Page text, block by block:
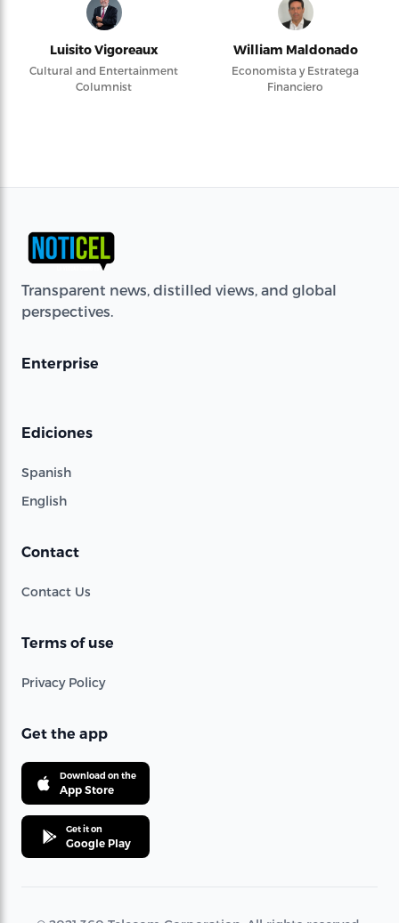
Luisito Vigoreaux
Cultural and Entertainment
Columnist
William Maldonado
Economista y Estratega
Financiero
Transparent news, distilled views, and global
perspectives.
Enterprise
Ediciones
Spanish
English
Contact
Contact Us
Terms of use
Privacy Policy
Get the app
Download on the
App Store
Get it on
Google Play